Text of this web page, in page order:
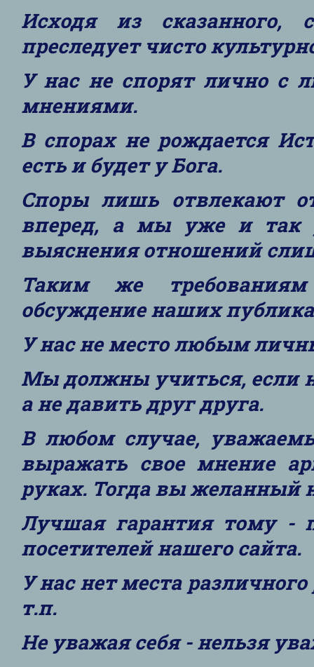
Исходя из сказанного,
преследует чисто
У нас не спорят лично
мнениями.
В спорах не рождается
есть и будет у Бога.
Споры лишь отвлекают
вперед, а мы уже и так
выяснения отношений
Таким же требованиям
обсуждение наших
У нас не место любым
Мы должны учиться, если
а не давить друг друга.
В любом случае,
выражать свое мнение
руках. Тогда вы желанный
Лучшая гарантия тому -
посетителей нашего сайта.
У нас нет места
т.п.
Не уважая себя - нельзя